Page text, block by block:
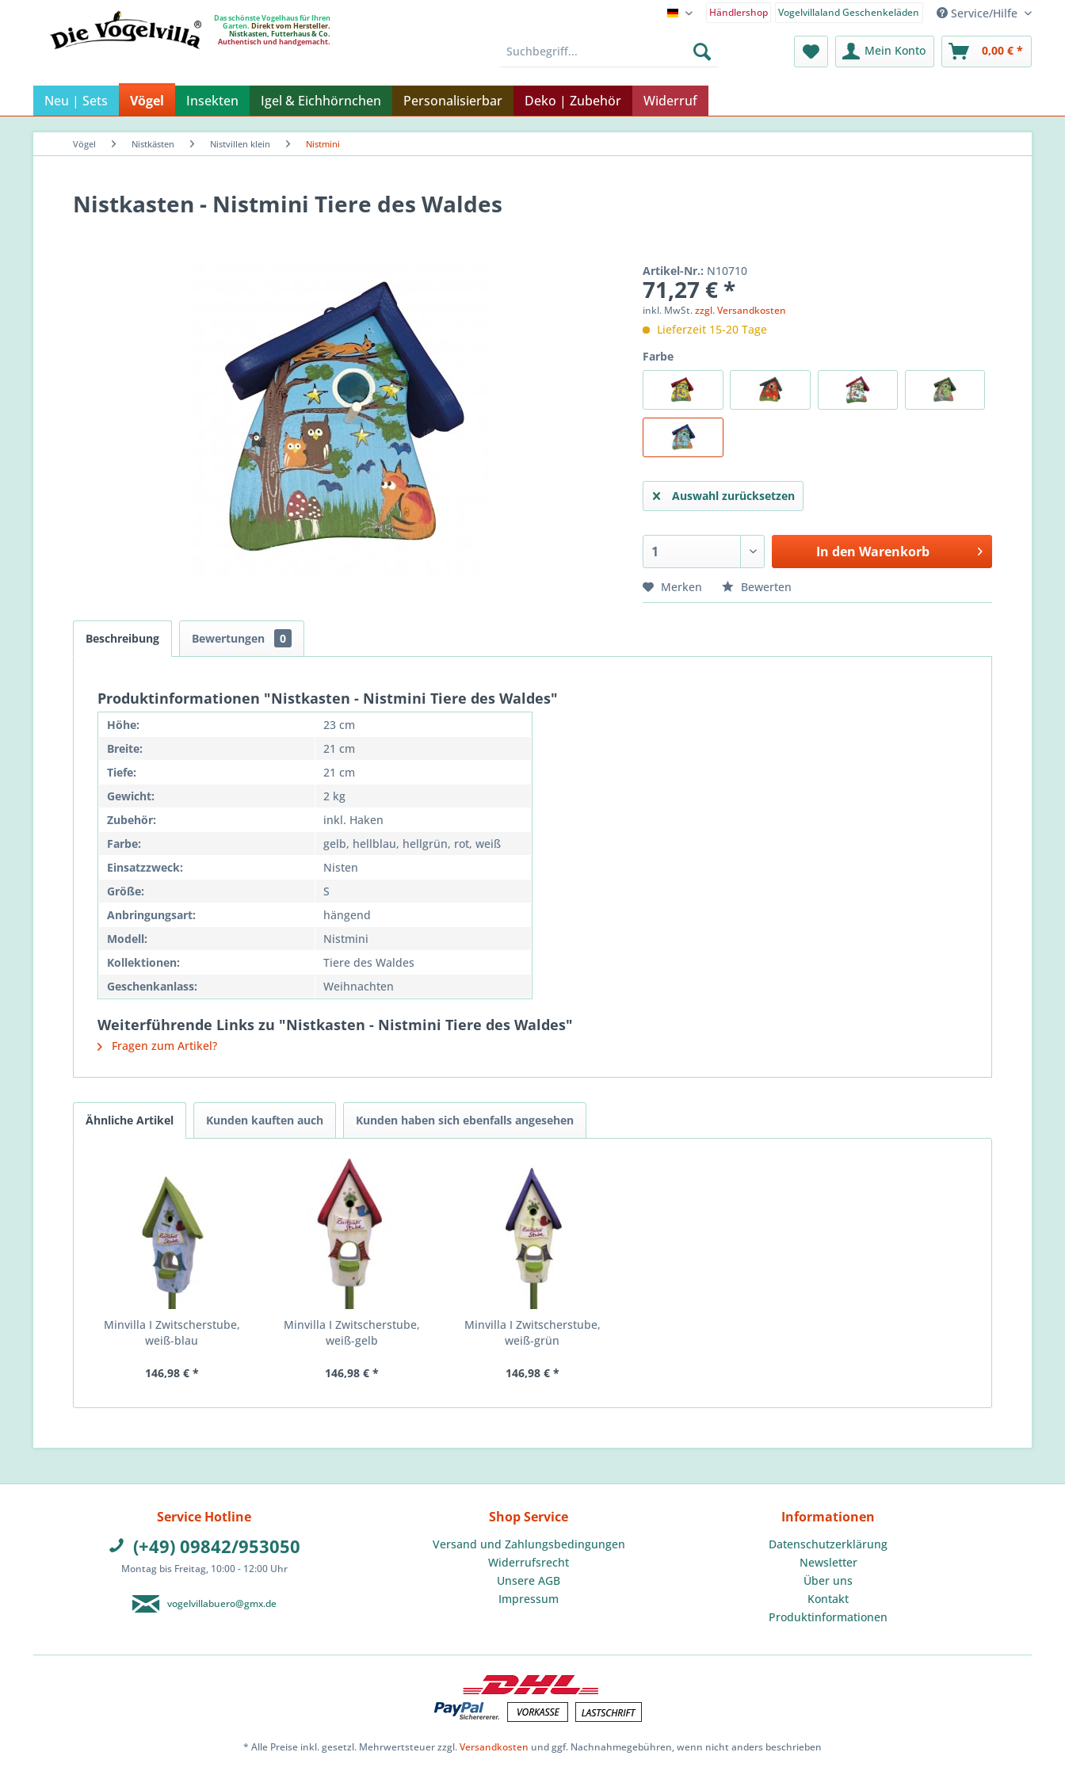
Endkunden-Shop - Deutsch
Händlershop Vogelvillaland Geschenkeläden Service/Hilfe
Das schönste Vogelhaus für Ihren
Garten. Direkt vom Hersteller.
Nistkasten, Futterhaus & Co.
Authentisch und handgemacht.
Mein Konto 0,00 € *
Neu | Sets Vögel Insekten Igel & Eichhörnchen Personalisierbar Deko | Zubehör Widerruf
Vögel Nistkästen Nistvillen klein Nistmini
Nistkasten - Nistmini Tiere des Waldes
Artikel-Nr.: N10710
71,27 € *
inkl. MwSt.zzgl. Versandkosten
Lieferzeit 15-20 Tage
Farbe
Auswahl zurücksetzen
In den Warenkorb
Merken Bewerten
Beschreibung Bewertungen 0
Produktinformationen "Nistkasten - Nistmini Tiere des Waldes"
Höhe:
23 cm
Breite:
21 cm
Tiefe:
21 cm
Gewicht:
2 kg
Zubehör:
inkl. Haken
Farbe:
gelb, hellblau, hellgrün, rot, weiß
Einsatzzweck:
Nisten
Größe:
S
Anbringungsart:
hängend
Modell:
Nistmini
Kollektionen:
Tiere des Waldes
Geschenkanlass:
Weihnachten
Weiterführende Links zu "Nistkasten - Nistmini Tiere des Waldes"
Fragen zum Artikel?
Ähnliche Artikel Kunden kauften auch Kunden haben sich ebenfalls angesehen
Minvilla I Zwitscherstube,
weiß-blau
146,98 € *
Minvilla I Zwitscherstube,
weiß-gelb
146,98 € *
Minvilla I Zwitscherstube,
weiß-grün
146,98 € *
Service Hotline
(+49) 09842/953050
Montag bis Freitag, 10:00 - 12:00 Uhr
vogelvillabuero@gmx.de
Shop Service
Versand und Zahlungsbedingungen
Widerrufsrecht
Unsere AGB
Impressum
Informationen
Datenschutzerklärung
Newsletter
Über uns
Kontakt
Produktinformationen
* Alle Preise inkl. gesetzl. Mehrwertsteuer zzgl.Versandkosten und ggf. Nachnahmegebühren, wenn nicht anders beschrieben